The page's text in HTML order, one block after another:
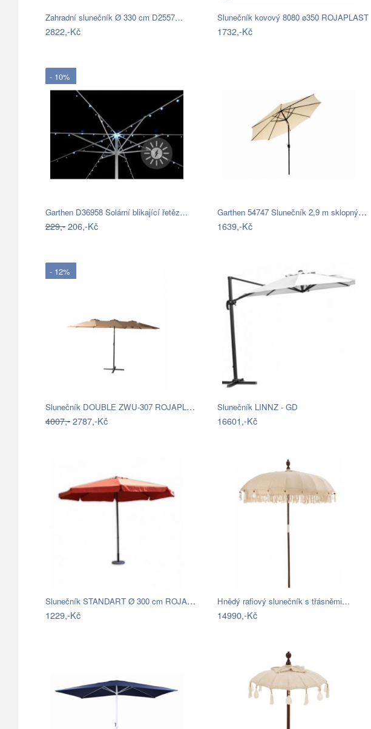
Zahradní slunečník Ø 330 cm D2557…
2822,-Kč
Slunečník kovový 8080 ø350 ROJAPLAST
1732,-Kč
- 10%
Garthen D36958 Solární blikající řetěz…
229,-206,-Kč
Garthen 54747 Slunečník 2,9 m sklopný -…
1639,-Kč
- 12%
Slunečník DOUBLE ZWU-307 ROJAPLAST
4007,-2787,-Kč
Slunečník LINNZ - GD
16601,-Kč
Slunečník STANDART Ø 300 cm ROJAPLAST
1229,-Kč
Hnědý rafiový slunečník s třásněmi…
14990,-Kč